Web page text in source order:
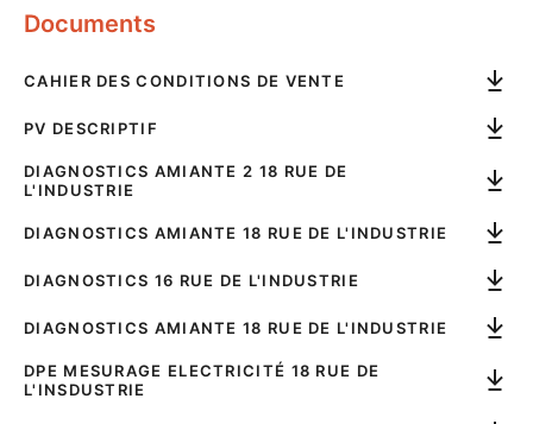
Documents
CAHIER DES CONDITIONS DE VENTE
PV DESCRIPTIF
DIAGNOSTICS AMIANTE 2 18 RUE DE
L'INDUSTRIE
DIAGNOSTICS AMIANTE 18 RUE DE L'INDUSTRIE
DIAGNOSTICS 16 RUE DE L'INDUSTRIE
DIAGNOSTICS AMIANTE 18 RUE DE L'INDUSTRIE
DPE MESURAGE ELECTRICITÉ 18 RUE DE
L'INSDUSTRIE